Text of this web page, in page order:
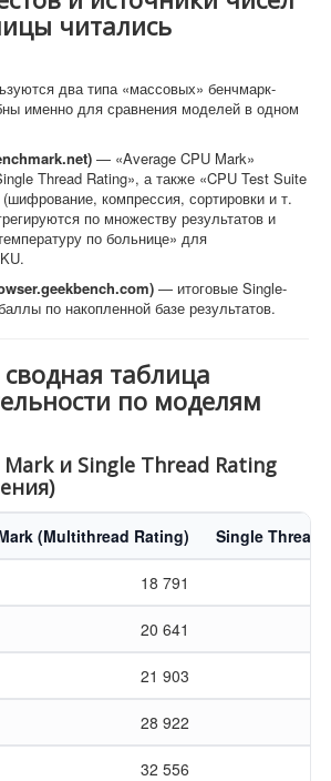
читались
два типа «массовых» бенчмарк-
именно для сравнения моделей в одном
— «Average CPU Mark»
Thread Rating», а также «CPU Test Suite
компрессия, сортировки и т.
по множеству результатов и
по больнице» для
— итоговые Single-
по накопленной базе результатов.
таблица
по моделям
Mark и Single Thread Rating
(Multithread Rating) Single Thread
18 791
20 641
21 903
28 922
32 556